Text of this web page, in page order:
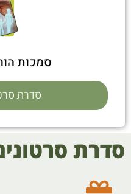
סמכות
סדרת
סדרת